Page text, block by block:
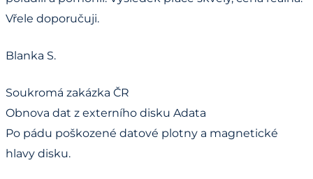
Vřele doporučuji.
Blanka S.
Soukromá zakázka ČR
Obnova dat z externího disku Adata
Po pádu poškozené datové plotny a magnetické
hlavy disku.